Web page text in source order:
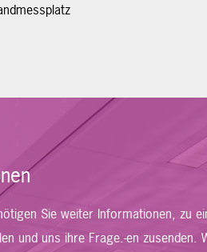
Sie weiter Informationen, zu
und uns ihre Frage.-en